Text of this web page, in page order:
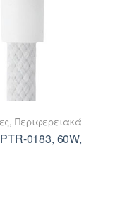
,Περιφερειακά
0183, 60W,